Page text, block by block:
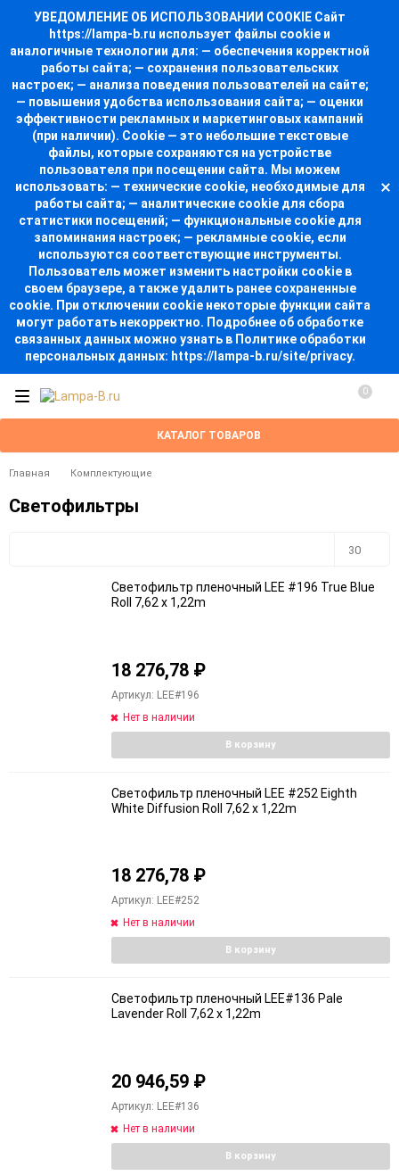
УВЕДОМЛЕНИЕ ОБ ИСПОЛЬЗОВАНИИ COOKIE Сайт
https://lampa-b.ru использует файлы cookie и
аналогичные технологии для: — обеспечения корректной
работы сайта; — сохранения пользовательских
настроек; — анализа поведения пользователей на сайте;
— повышения удобства использования сайта; — оценки
эффективности рекламных и маркетинговых кампаний
(при наличии). Cookie — это небольшие текстовые
файлы, которые сохраняются на устройстве
пользователя при посещении сайта. Мы можем
использовать: — технические cookie, необходимые для
работы сайта; — аналитические cookie для сбора
статистики посещений; — функциональные cookie для
запоминания настроек; — рекламные cookie, если
используются соответствующие инструменты.
Пользователь может изменить настройки cookie в
своем браузере, а также удалить ранее сохраненные
cookie. При отключении cookie некоторые функции сайта
могут работать некорректно. Подробнее об обработке
связанных данных можно узнать в Политике обработки
персональных данных: https://lampa-b.ru/site/privacy.
КАТАЛОГ ТОВАРОВ
0
Главная Комплектующие
Светофильтры
30
Светофильтр пленочный LEE #196 True Blue
Roll 7,62 x 1,22m
18 276,78 ₽
Артикул: LEE#196
Нет в наличии
В корзину
Светофильтр пленочный LEE #252 Eighth
White Diffusion Roll 7,62 x 1,22m
18 276,78 ₽
Артикул: LEE#252
Нет в наличии
В корзину
Светофильтр пленочный LEE#136 Pale
Lavender Roll 7,62 x 1,22m
20 946,59 ₽
Артикул: LEE#136
Нет в наличии
В корзину